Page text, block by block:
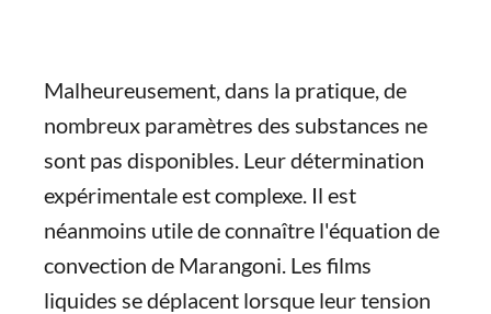
Malheureusement, dans la pratique, de
nombreux paramètres des substances ne
sont pas disponibles. Leur détermination
expérimentale est complexe. Il est
néanmoins utile de connaître l'équation de
convection de Marangoni. Les films
liquides se déplacent lorsque leur tension